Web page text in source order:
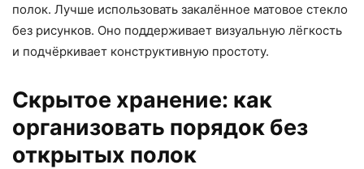
полок. Лучше использовать закалённое матовое стекло
без рисунков. Оно поддерживает визуальную лёгкость
и подчёркивает конструктивную простоту.
Скрытое хранение: как
организовать порядок без
открытых полок